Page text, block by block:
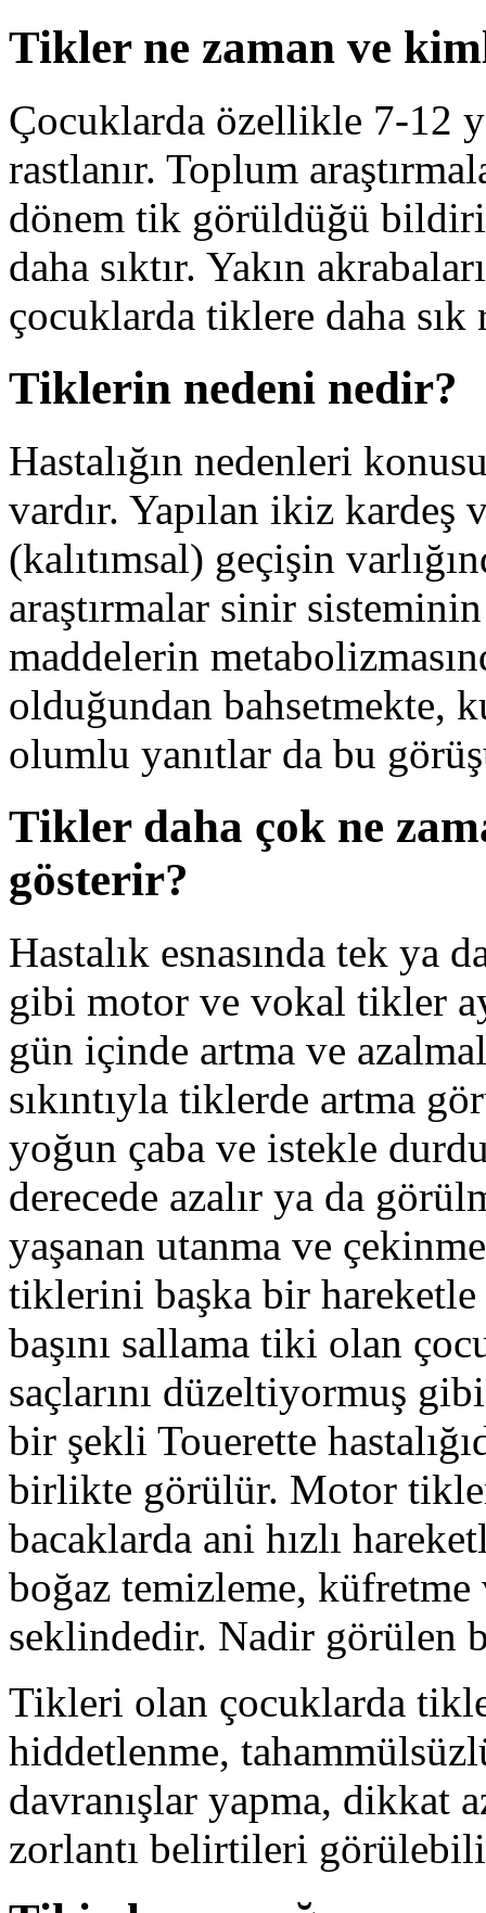
Tikler ne zaman ve
Çocuklarda özellikle 7-12
rastlanır. Toplum
dönem tik görüldüğü
daha sıktır. Yakın
çocuklarda tiklere daha sık
Tiklerin nedeni nedir?
Hastalığın nedenleri
vardır. Yapılan ikiz kardeş
(kalıtımsal) geçişin
araştırmalar sinir
maddelerin
olduğundan bahsetmekte,
olumlu yanıtlar da bu
Tikler daha çok ne
gösterir?
Hastalık esnasında tek ya
gibi motor ve vokal tikler
gün içinde artma ve
sıkıntıyla tiklerde artma
yoğun çaba ve istekle
derecede azalır ya da
yaşanan utanma ve
tiklerini başka bir hareketle
başını sallama tiki olan
saçlarını düzeltiyormuş
bir şekli Touerette
birlikte görülür. Motor
bacaklarda ani hızlı
boğaz temizleme,
seklindedir. Nadir görülen
Tikleri olan çocuklarda
hiddetlenme,
davranış­lar yapma, dikkat
zorlantı belirtileri